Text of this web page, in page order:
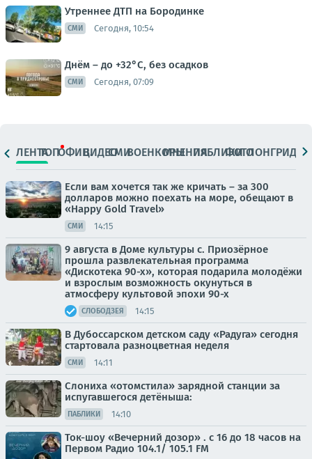
Утреннее ДТП на Бородинке
СМИ Сегодня, 10:54
Днём – до +32°С, без осадков
СМИ Сегодня, 07:09
ЛЕНТАТОПОФИЦ.ВИДЕОСМИВОЕНКОРЫМНЕНИЯПАБЛИКИ
ФОТОЛОНГРИДЫ
Если вам хочется так же кричать – за 300
долларов можно поехать на море, обещают в
«Happy Gold Travel»
СМИ 14:15
9 августа в Доме культуры с. Приозёрное
прошла развлекательная программа
«Дискотека 90-х», которая подарила молодёжи
и взрослым возможность окунуться в
атмосферу культовой эпохи 90-х
СЛОБОДЗЕЯ 14:15
В Дубоссарском детском саду «Радуга» сегодня
стартовала разноцветная неделя
СМИ 14:11
Слониха «отомстила» зарядной станции за
испугавшегося детёныша:
ПАБЛИКИ 14:10
Ток-шоу «Вечерний дозор» . с 16 до 18 часов на
Первом Радио 104.1/ 105.1 FM